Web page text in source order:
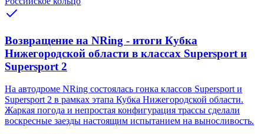
Возвращение на NRing - итоги Кубка
Нижегородской области в классах Supersport и
Supersport 2
На автодроме NRing состоялась гонка классов Supersport и
Supersport 2 в рамках этапа Кубка Нижегородской области.
Жаркая погода и непростая конфигурация трассы сделали
воскресные заезды настоящим испытанием на выносливость.